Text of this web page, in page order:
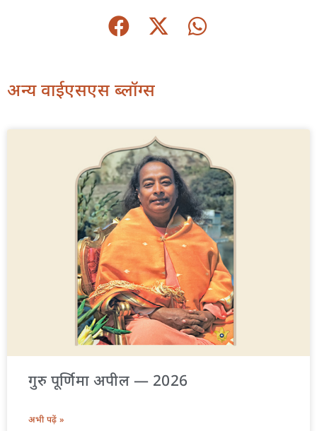
अन्य वाईएसएस ब्लॉग्स
गुरु पूर्णिमा अपील — 2026
अभी पढ़ें »